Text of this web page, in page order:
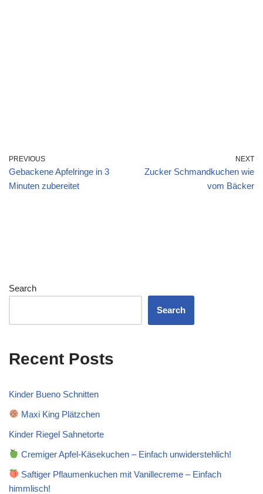
PREVIOUS
Gebackene Apfelringe in 3
Minuten zubereitet
NEXT
Zucker Schmandkuchen wie
vom Bäcker
Search
Search
Recent Posts
Kinder Bueno Schnitten
Maxi King Plätzchen
Kinder Riegel Sahnetorte
Cremiger Apfel-Käsekuchen – Einfach unwiderstehlich!
Saftiger Pflaumenkuchen mit Vanillecreme – Einfach
himmlisch!